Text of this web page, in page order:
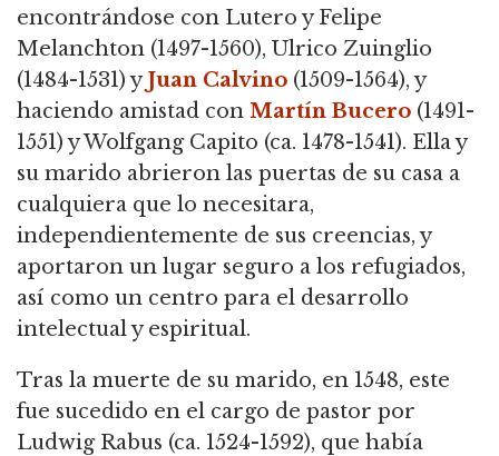
encontrándose con Lutero y Felipe
Melanchton (1497-1560), Ulrico Zuinglio
(1484-1531) yJuan Calvino (1509-1564), y
haciendo amistad con Martín Bucero (1491-
1551) y Wolfgang Capito (ca. 1478-1541). Ella y
su marido abrieron las puertas de su casa a
cualquiera que lo necesitara,
independientemente de sus creencias, y
aportaron un lugar seguro a los refugiados,
así como un centro para el desarrollo
intelectual y espiritual.
Tras la muerte de su marido, en 1548, este
fue sucedido en el cargo de pastor por
Ludwig Rabus (ca. 1524-1592), que había